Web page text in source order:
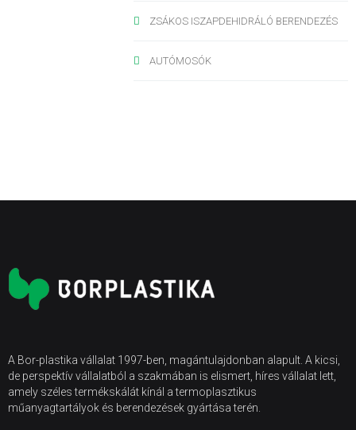
ZSÁKOS ISZAPDEHIDRÁLÓ BERENDEZÉS
AUTÓMOSÓK
A Bor-plastika vállalat 1997-ben, magántulajdonban alapult. A kicsi,
de perspektív vállalatból a szakmában is elismert, híres vállalat lett,
amely széles termékskálát kínál a termoplasztikus
műanyagtartályok és berendezések gyártása terén.